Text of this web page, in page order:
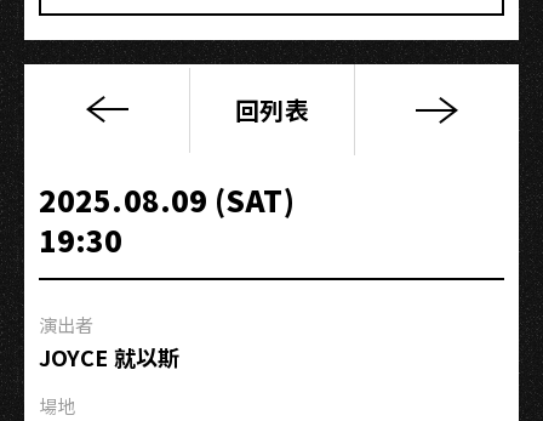
TJ
Monterde
‘Sarili
Nating
Mundo’
LIVE
回列表
2025.08.09 (SAT)
19:30
演出者
JOYCE 就以斯
場地